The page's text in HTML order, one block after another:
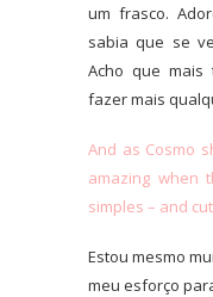
um frasco.
sabia que se
Acho que
fazer mais
And as Cosmo
amazing when
simples – and
Estou mesmo
meu esforço